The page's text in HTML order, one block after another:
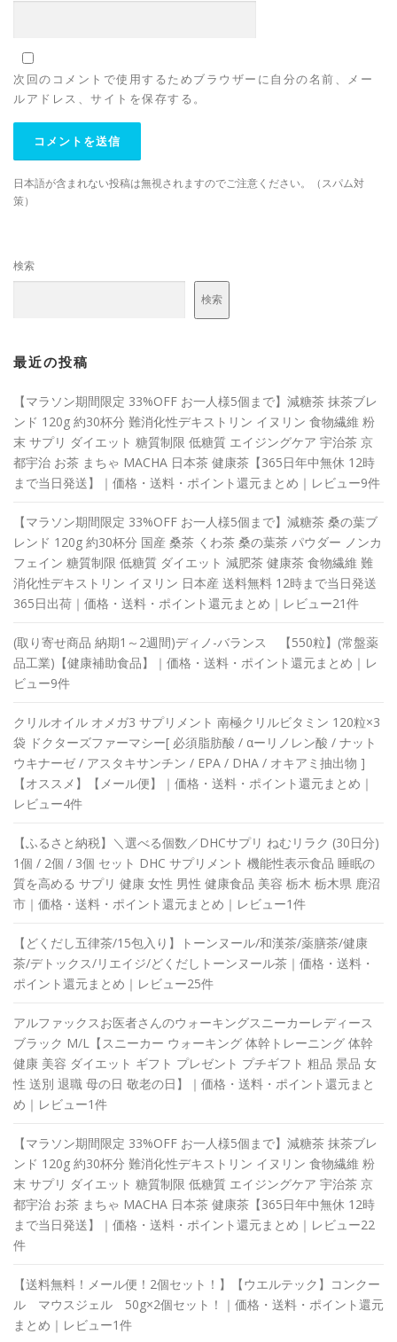
次回のコメントで使用するためブラウザーに自分の名前、メー
ルアドレス、サイトを保存する。
日本語が含まれない投稿は無視されますのでご注意ください。（スパム対
策）
検索
検索
最近の投稿
【マラソン期間限定 33%OFF お一人様5個まで】減糖茶 抹茶ブレ
ンド 120g 約30杯分 難消化性デキストリン イヌリン 食物繊維 粉
末 サプリ ダイエット 糖質制限 低糖質 エイジングケア 宇治茶 京
都宇治 お茶 まちゃ MACHA 日本茶 健康茶【365日年中無休 12時
まで当日発送】｜価格・送料・ポイント還元まとめ｜レビュー9件
【マラソン期間限定 33%OFF お一人様5個まで】減糖茶 桑の葉ブ
レンド 120g 約30杯分 国産 桑茶 くわ茶 桑の葉茶 パウダー ノンカ
フェイン 糖質制限 低糖質 ダイエット 減肥茶 健康茶 食物繊維 難
消化性デキストリン イヌリン 日本産 送料無料 12時まで当日発送
365日出荷｜価格・送料・ポイント還元まとめ｜レビュー21件
(取り寄せ商品 納期1～2週間)ディノ-バランス 【550粒】(常盤薬
品工業)【健康補助食品】｜価格・送料・ポイント還元まとめ｜レ
ビュー9件
クリルオイル オメガ3 サプリメント 南極クリルビタミン 120粒×3
袋 ドクターズファーマシー[ 必須脂肪酸 / αーリノレン酸 / ナット
ウキナーゼ / アスタキサンチン / EPA / DHA / オキアミ抽出物 ]
【オススメ】【メール便】｜価格・送料・ポイント還元まとめ｜
レビュー4件
【ふるさと納税】＼選べる個数／DHCサプリ ねむリラク (30日分)
1個 / 2個 / 3個 セット DHC サプリメント 機能性表示食品 睡眠の
質を高める サプリ 健康 女性 男性 健康食品 美容 栃木 栃木県 鹿沼
市｜価格・送料・ポイント還元まとめ｜レビュー1件
【どくだし五律茶/15包入り】トーンヌール/和漢茶/薬膳茶/健康
茶/デトックス/リエイジ/どくだしトーンヌール茶｜価格・送料・
ポイント還元まとめ｜レビュー25件
アルファックスお医者さんのウォーキングスニーカーレディース
ブラック M/L【スニーカー ウォーキング 体幹トレーニング 体幹
健康 美容 ダイエット ギフト プレゼント プチギフト 粗品 景品 女
性 送別 退職 母の日 敬老の日】｜価格・送料・ポイント還元まと
め｜レビュー1件
【マラソン期間限定 33%OFF お一人様5個まで】減糖茶 抹茶ブレ
ンド 120g 約30杯分 難消化性デキストリン イヌリン 食物繊維 粉
末 サプリ ダイエット 糖質制限 低糖質 エイジングケア 宇治茶 京
都宇治 お茶 まちゃ MACHA 日本茶 健康茶【365日年中無休 12時
まで当日発送】｜価格・送料・ポイント還元まとめ｜レビュー22
件
【送料無料！メール便！2個セット！】【ウエルテック】コンクー
ル マウスジェル 50g×2個セット！｜価格・送料・ポイント還元
まとめ｜レビュー1件